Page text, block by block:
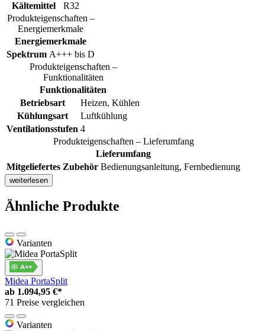
Kältemittel
R32
Produkteigenschaften –
Energiemerkmale
Energiemerkmale
Spektrum A+++ bis D
Produkteigenschaften –
Funktionalitäten
Funktionalitäten
Betriebsart
Heizen, Kühlen
Kühlungsart
Luftkühlung
Ventilationsstufen 4
Produkteigenschaften – Lieferumfang
Lieferumfang
Mitgeliefertes Zubehör Bedienungsanleitung, Fernbedienung
weiterlesen
Ähnliche Produkte
Varianten
Midea PortaSplit
ab 1.094,95 €*
71 Preise vergleichen
Varianten